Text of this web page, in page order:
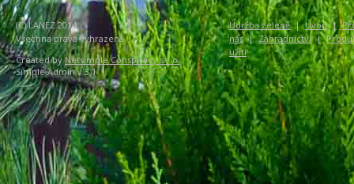
(C) LANEZ 2014
Všechna práva vyhrazena
Created byNetsimple Conspiracy s.r.o.
Simple Admin v 3.1
Údržba zeleně|Úvod|
nás|Zahradnictví|
užití